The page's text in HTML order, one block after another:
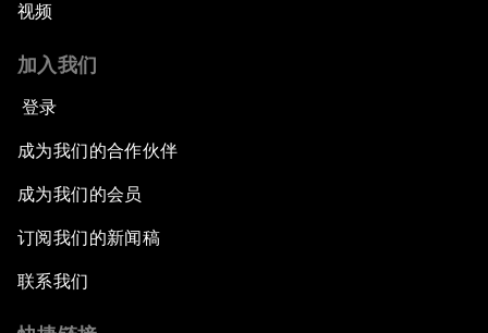
视频
加入我们
登录
成为我们的合作伙伴
成为我们的会员
订阅我们的新闻稿
联系我们